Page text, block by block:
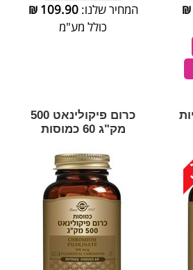
₪
המחיר שלנו:109.90
₪
כולל מע"מ
כרום פיקולינאט 500
מק"ג 60 כמוסות